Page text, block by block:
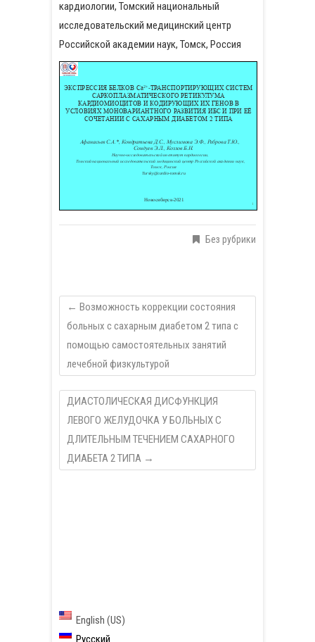
кардиологии, Томский национальный
исследовательский медицинский центр
Российской академии наук, Томск, Россия
Без рубрики
← Возможность коррекции состояния
больных с сахарным диабетом 2 типа с
помощью самостоятельных занятий
лечебной физкультурой
ДИАСТОЛИЧЕСКАЯ ДИСФУНКЦИЯ
ЛЕВОГО ЖЕЛУДОЧКА У БОЛЬНЫХ С
ДЛИТЕЛЬНЫМ ТЕЧЕНИЕМ САХАРНОГО
ДИАБЕТА 2 ТИПА →
English (US)
Русский